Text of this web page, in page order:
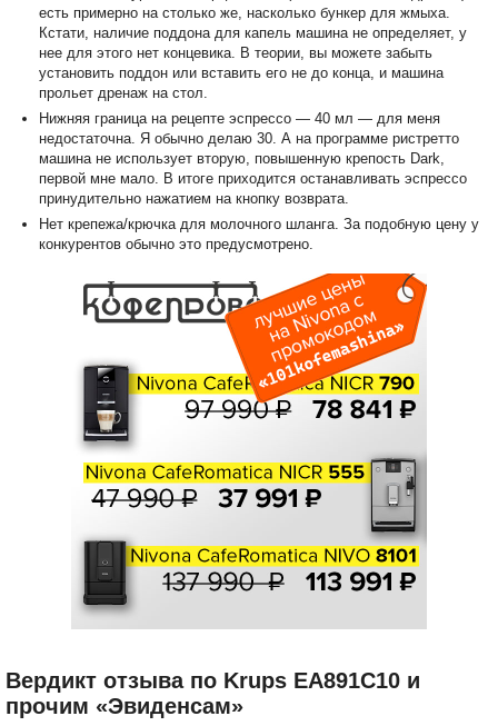
есть примерно на столько же, насколько бункер для жмыха.
Кстати, наличие поддона для капель машина не определяет, у
нее для этого нет концевика. В теории, вы можете забыть
установить поддон или вставить его не до конца, и машина
прольет дренаж на стол.
Нижняя граница на рецепте эспрессо — 40 мл — для меня
недостаточна. Я обычно делаю 30. А на программе ристретто
машина не использует вторую, повышенную крепость Dark,
первой мне мало. В итоге приходится останавливать эспрессо
принудительно нажатием на кнопку возврата.
Нет крепежа/крючка для молочного шланга. За подобную цену у
конкурентов обычно это предусмотрено.
Вердикт отзыва по Krups EA891C10 и
прочим «Эвиденсам»